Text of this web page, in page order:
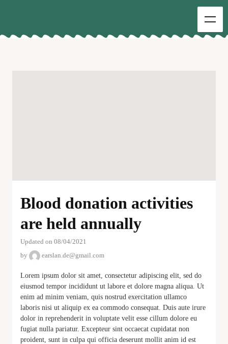
Blood donation activities
are held annually
Updated on 08/04/2021
by
earslan.de@gmail.com
Lorem ipsum dolor sit amet, consectetur adipiscing elit, sed do
eiusmod tempor incididunt ut labore et dolore magna aliqua. Ut
enim ad minim veniam, quis nostrud exercitation ullamco
laboris nisi ut aliquip ex ea commodo consequat. Duis aute irure
dolor in reprehenderit in voluptate velit esse cillum dolore eu
fugiat nulla pariatur. Excepteur sint occaecat cupidatat non
proident, sunt in culpa qui officia deserunt mollit anim id est